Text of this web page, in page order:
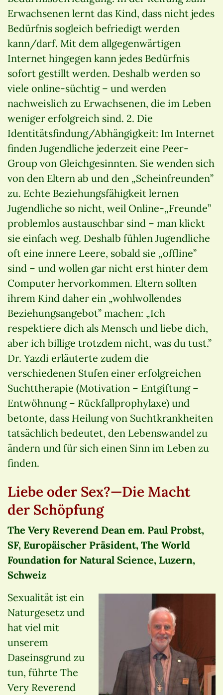
Erwachsenen lernt das Kind, dass nicht jedes
Bedürfnis sogleich befriedigt werden
kann/darf. Mit dem allgegenwärtigen
Internet hingegen kann jedes Bedürfnis
sofort gestillt werden. Deshalb werden so
viele online-süchtig – und werden
nachweislich zu Erwachsenen, die im Leben
weniger erfolgreich sind. 2. Die
Identitätsfindung/Abhängigkeit: Im Internet
finden Jugendliche jederzeit eine Peer-
Group von Gleichgesinnten. Sie wenden sich
von den Eltern ab und den „Scheinfreunden”
zu. Echte Beziehungsfähigkeit lernen
Jugendliche so nicht, weil Online-„Freunde”
problemlos austauschbar sind – man klickt
sie einfach weg. Deshalb fühlen Jugendliche
oft eine innere Leere, sobald sie „offline”
sind – und wollen gar nicht erst hinter dem
Computer hervorkommen. Eltern sollten
ihrem Kind daher ein „wohlwollendes
Beziehungsangebot” machen: „Ich
respektiere dich als Mensch und liebe dich,
aber ich billige trotzdem nicht, was du tust.”
Dr. Yazdi erläuterte zudem die
verschiedenen Stufen einer erfolgreichen
Suchttherapie (Motivation – Entgiftung –
Entwöhnung – Rückfallprophylaxe) und
betonte, dass Heilung von Suchtkrankheiten
tatsächlich bedeutet, den Lebenswandel zu
ändern und für sich einen Sinn im Leben zu
finden.
Liebe oder Sex?—Die Macht
der Schöpfung
The Very Reverend Dean em. Paul Probst,
SF, Europäischer Präsident, The World
Foundation for Natural Science, Luzern,
Schweiz
Sexualität ist ein
Naturgesetz und
hat viel mit
unserem
Daseinsgrund zu
tun, führte The
Very Reverend